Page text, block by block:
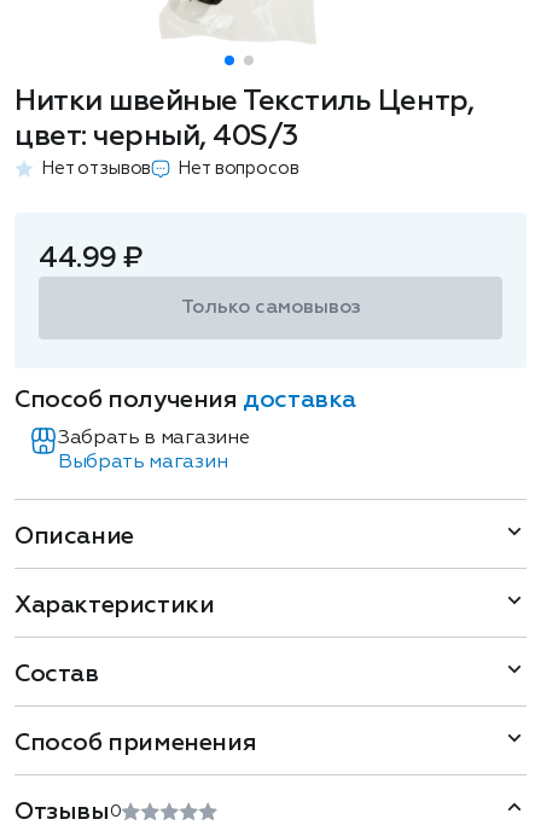
Нитки швейные Текстиль Центр,
цвет: черный, 40S/3
Нет отзывов Нет вопросов
44.99 ₽
Только самовывоз
Способ получения доставка
Забрать в магазине
Выбрать магазин
Описание
Характеристики
Состав
Способ применения
Отзывы 0